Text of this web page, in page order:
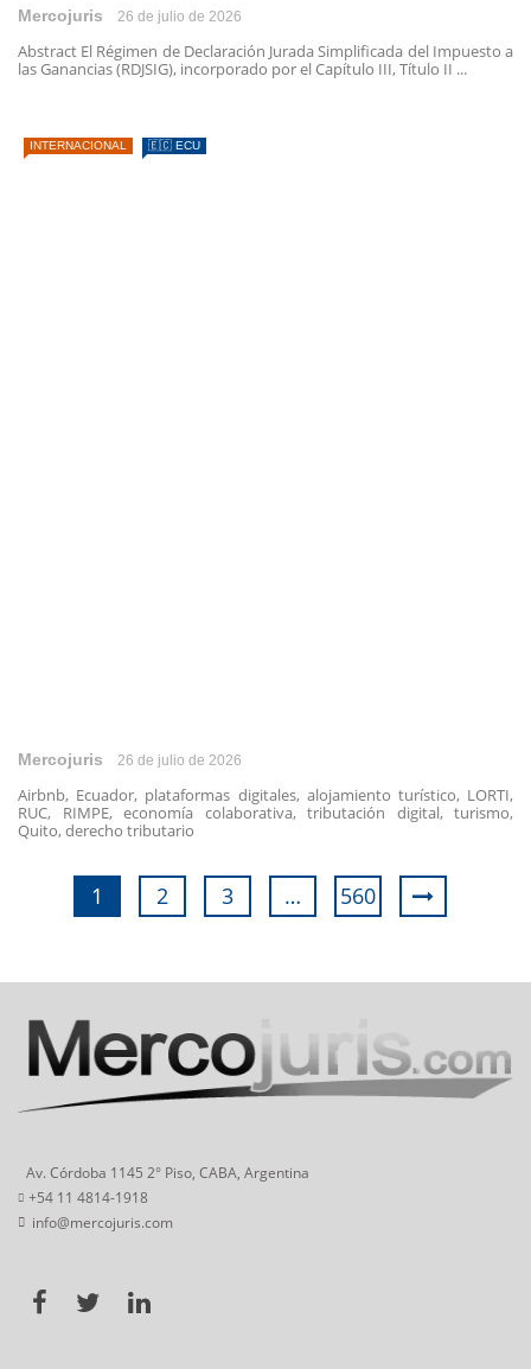
Mercojuris 26 de julio de 2026
Abstract El Régimen de Declaración Jurada Simplificada del Impuesto a
las Ganancias (RDJSIG), incorporado por el Capítulo III, Título II ...
INTERNACIONAL 🇪🇨 ECU
Mercojuris 26 de julio de 2026
Airbnb, Ecuador, plataformas digitales, alojamiento turístico, LORTI,
RUC, RIMPE, economía colaborativa, tributación digital, turismo,
Quito, derecho tributario
1 2 3 … 560
Av. Córdoba 1145 2° Piso, CABA, Argentina
+54 11 4814-1918
info@mercojuris.com